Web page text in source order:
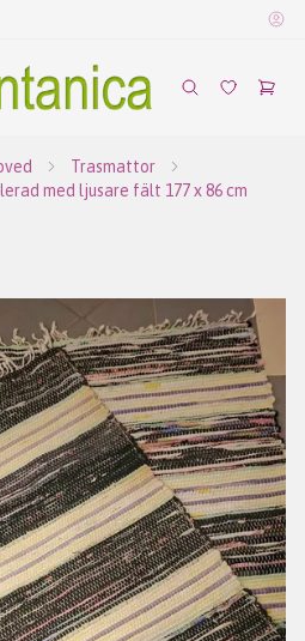
Trasmattor
med ljusare fält 177 x 86 cm